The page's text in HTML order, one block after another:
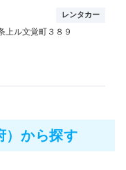
レンタカー
上ル文覚町３８９
）から探す